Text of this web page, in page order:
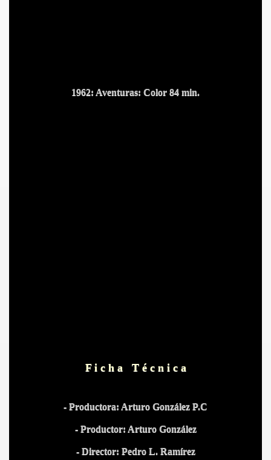
1962: Aventuras: Color 84 min.
F i c h a T é c n i c a
- Productora: Arturo González P.C
- Productor: Arturo González
- Director: Pedro L. Ramírez